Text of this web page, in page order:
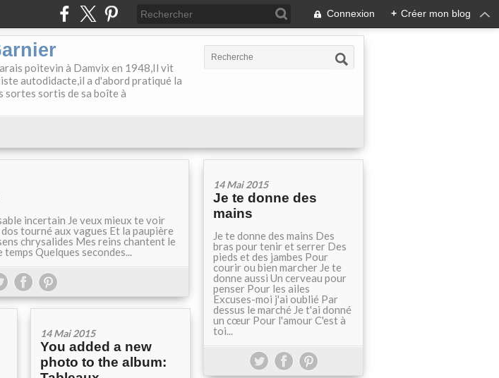
Connexion + Créer mon blog
poitevin à Damvix en 1948,Il vit
autodidacte,il a d'abord pratiqué la
sortes sortis de sa boîte à
incertain Je veux mieux te voir
tourné aux vagues Et la paupière
chrysalides Mes reins chantent le
Quelques secondes...
14 Mai 2015
Je te donne des
mains
Je te donne des mains Des
bras pour tenir et serrer Des
pieds et des jambes Pour
courir ou bien marcher Je te
donne aussi Un cerveau pour
penser Pour les ailes
Excuses-moi j'ai oublié Par
dessus le marché Je t'ai donné
un cœur Pour l'amour C'est à
toi...
14 Mai 2015
You added a new
photo to the album: